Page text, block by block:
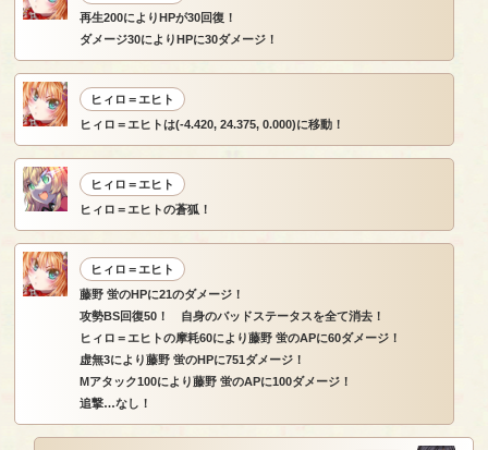
再生200によりHPが30回復！
ダメージ30によりHPに30ダメージ！
ヒィロ＝エヒト
ヒィロ＝エヒトは(-4.420, 24.375, 0.000)に移動！
ヒィロ＝エヒト
ヒィロ＝エヒトの蒼狐！
ヒィロ＝エヒト
藤野 蛍のHPに21のダメージ！
攻勢BS回復50！ 自身のバッドステータスを全て消去！
ヒィロ＝エヒトの摩耗60により藤野 蛍のAPに60ダメージ！
虚無3により藤野 蛍のHPに751ダメージ！
Mアタック100により藤野 蛍のAPに100ダメージ！
追撃…なし！